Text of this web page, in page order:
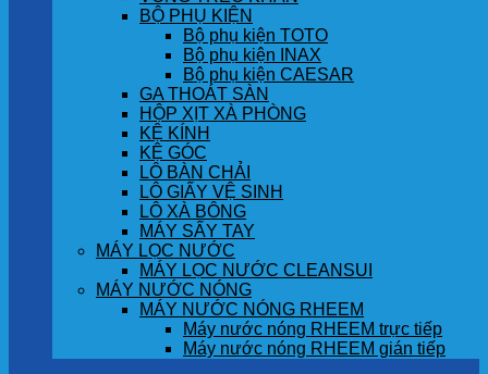
BỘ PHỤ KIỆN
Bộ phụ kiện TOTO
Bộ phụ kiện INAX
Bộ phụ kiện CAESAR
GA THOÁT SÀN
HỘP XỊT XÀ PHÒNG
KỆ KÍNH
KỆ GÓC
LÔ BÀN CHẢI
LÔ GIẤY VỆ SINH
LÔ XÀ BÔNG
MÁY SẤY TAY
MÁY LỌC NƯỚC
MÁY LỌC NƯỚC CLEANSUI
MÁY NƯỚC NÓNG
MÁY NƯỚC NÓNG RHEEM
Máy nước nóng RHEEM trực tiếp
Máy nước nóng RHEEM gián tiếp